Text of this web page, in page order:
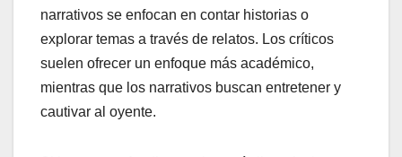
narrativos se enfocan en contar historias o
explorar temas a través de relatos. Los críticos
suelen ofrecer un enfoque más académico,
mientras que los narrativos buscan entretener y
cautivar al oyente.